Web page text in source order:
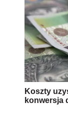
Koszty
konwersja